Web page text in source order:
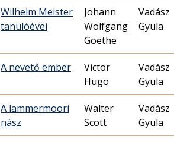
Wilhelm Meister
tanulóévei
Johann
Wolfgang
Goethe
Vadász
Gyula
A nevető ember
Victor
Hugo
Vadász
Gyula
A lammermoori
nász
Walter
Scott
Vadász
Gyula